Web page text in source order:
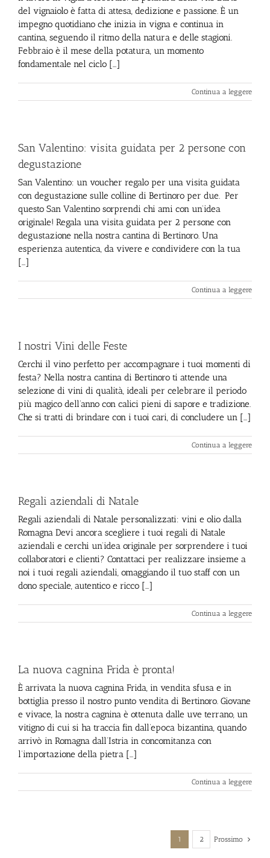
del vignaiolo è fatta di attesa, dedizione e passione. È un
impegno quotidiano che inizia in vigna e continua in
cantina, seguendo il ritmo della natura e delle stagioni.
Febbraio è il mese della potatura, un momento
fondamentale nel ciclo [...]
Continua a leggere
San Valentino: visita guidata per 2 persone con
degustazione
San Valentino: un voucher regalo per una visita guidata
con degustazione sulle colline di Bertinoro per due. Per
questo San Valentino sorprendi chi ami con un’idea
originale! Regala una visita guidata per 2 persone con
degustazione nella nostra cantina di Bertinoro. Una
esperienza autentica, da vivere e condividere con la tua
[...]
Continua a leggere
I nostri Vini delle Feste
Cerchi il vino perfetto per accompagnare i tuoi momenti di
festa? Nella nostra cantina di Bertinoro ti attende una
selezione di vini di qualità, ideali per celebrare il periodo
più magico dell’anno con calici pieni di sapore e tradizione.
Che si tratti di brindare con i tuoi cari, di concludere un [...]
Continua a leggere
Regali aziendali di Natale
Regali aziendali di Natale personalizzati: vini e olio dalla
Romagna Devi ancora scegliere i tuoi regali di Natale
aziendali e cerchi un’idea originale per sorprendere i tuoi
collaboratori e clienti? Contattaci per realizzare insieme a
noi i tuoi regali aziendali, omaggiando il tuo staff con un
dono speciale, autentico e ricco [...]
Continua a leggere
La nuova cagnina Frida è pronta!
È arrivata la nuova cagnina Frida, in vendita sfusa e in
bottiglia presso il nostro punto vendita di Bertinoro. Giovane
e vivace, la nostra cagnina è ottenuta dalle uve terrano, un
vitigno di cui si ha traccia fin dall’epoca bizantina, quando
arrivò in Romagna dall’Istria in concomitanza con
l’importazione della pietra [...]
Continua a leggere
1 2 Prossimo